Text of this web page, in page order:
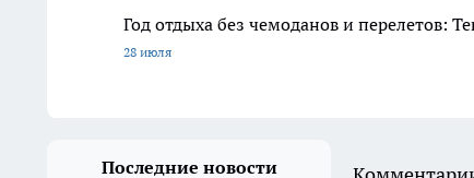
Год отдыха без чемоданов и перелетов:
28 июля
Последние новости